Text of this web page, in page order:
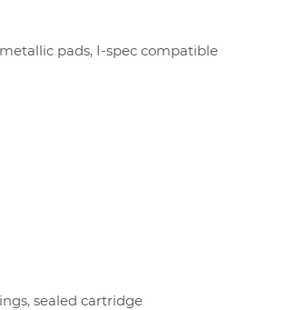
pads, I-spec compatible
sealed cartridge